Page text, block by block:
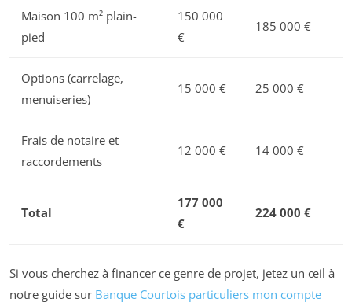
Maison 100 m² plain-
pied
150 000
€
185 000 €
Options (carrelage,
menuiseries)
15 000 € 25 000 €
Frais de notaire et
raccordements
12 000 € 14 000 €
Total
177 000
€
224 000 €
Si vous cherchez à financer ce genre de projet, jetez un œil à
notre guide sur Banque Courtois particuliers mon compte